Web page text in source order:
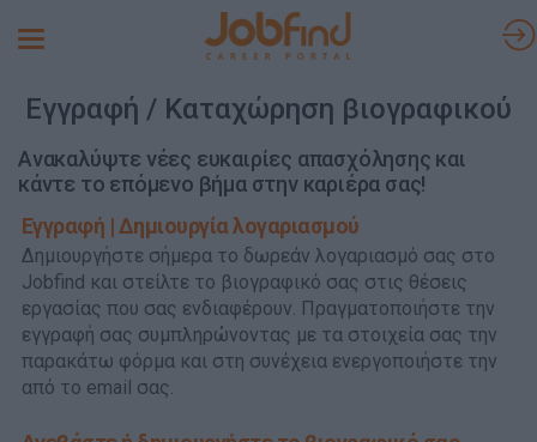
Toggle
Εγγραφή / Καταχώρηση βιογραφικού
Ανακαλύψτε νέες ευκαιρίες απασχόλησης και
κάντε το επόμενο βήμα στην καριέρα σας!
Εγγραφή | Δημιουργία λογαριασμού
Δημιουργήστε σήμερα το δωρεάν λογαριασμό σας στο
Jobfind και στείλτε το βιογραφικό σας στις θέσεις
εργασίας που σας ενδιαφέρουν. Πραγματοποιήστε την
εγγραφή σας συμπληρώνοντας με τα στοιχεία σας την
παρακάτω φόρμα και στη συνέχεια ενεργοποιήστε την
από το email σας.